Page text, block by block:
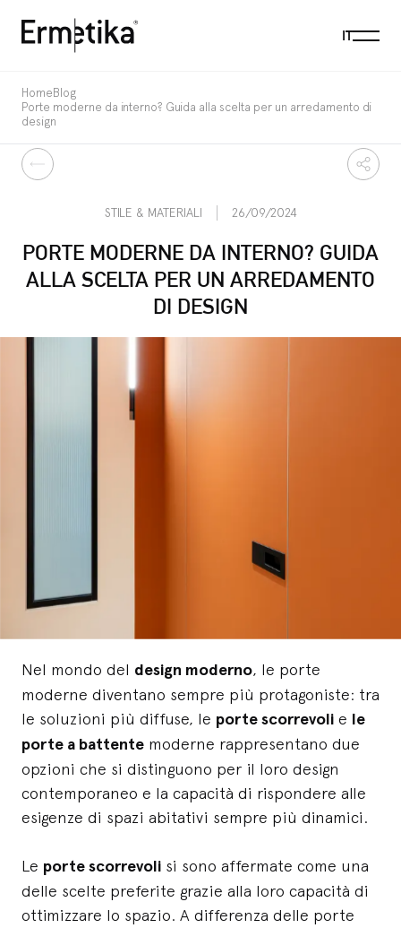
ITMenu
Indietro
Home Blog
Porte moderne da interno? Guida alla scelta per un arredamento di
design
STILE & MATERIALI 26/09/2024
PORTE MODERNE DA INTERNO? GUIDA
ALLA SCELTA PER UN ARREDAMENTO
DI DESIGN
Nel mondo del design moderno, le porte
moderne diventano sempre più protagoniste: tra
le soluzioni più diffuse, le porte scorrevoli e le
porte a battente moderne rappresentano due
opzioni che si distinguono per il loro design
contemporaneo e la capacità di rispondere alle
esigenze di spazi abitativi sempre più dinamici.
Le porte scorrevoli si sono affermate come una
delle scelte preferite grazie alla loro capacità di
ottimizzare lo spazio. A differenza delle porte